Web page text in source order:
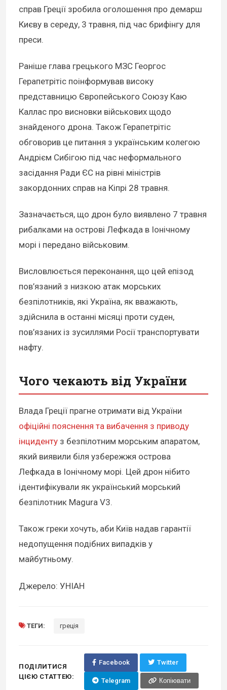
справ Греції зробила оголошення про демарш
Києву в середу, 3 травня, під час брифінгу для
преси.
Раніше глава грецького МЗС Георгос
Герапетрітіс поінформував високу
представницю Європейського Союзу Каю
Каллас про висновки військових щодо
знайденого дрона. Також Герапетрітіс
обговорив це питання з українським колегою
Андрієм Сибігою під час неформального
засідання Ради ЄС на рівні міністрів
закордонних справ на Кіпрі 28 травня.
Зазначається, що дрон було виявлено 7 травня
рибалками на острові Лефкада в Іонічному
морі і передано військовим.
Висловлюється переконання, що цей епізод
пов’язаний з низкою атак морських
безпілотників, які Україна, як вважають,
здійснила в останні місяці проти суден,
пов’язаних із зусиллями Росії транспортувати
нафту.
Чого чекають від України
Влада Греції прагне отримати від України
офіційні пояснення та вибачення з приводу
інциденту з безпілотним морським апаратом,
який виявили біля узбережжя острова
Лефкада в Іонічному морі. Цей дрон нібито
ідентифікували як український морський
безпілотник Magura V3.
Також греки хочуть, аби Київ надав гарантії
недопущення подібних випадків у
майбутньому.
Джерело: УНІАН
ТЕГИ: греція
ПОДІЛИТИСЯ
ЦІЄЮ СТАТТЕЮ:
Facebook Twitter
Telegram Копіювати